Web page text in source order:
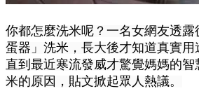
你都怎麼洗米呢？一名女網友透
蛋器」洗米，長大後才知道真實用
直到最近寒流發威才驚覺媽媽的
米的原因，貼文掀起眾人熱議。